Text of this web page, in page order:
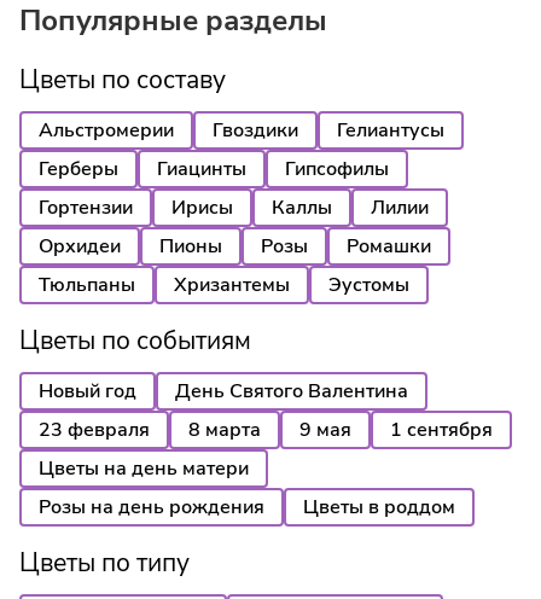
Популярные разделы
Цветы по составу
Альстромерии Гвоздики
Гелиантусы
Герберы
Гиацинты
Гипсофилы
Гортензии
Ирисы Каллы
Лилии
Орхидеи
Пионы Розы
Ромашки
Тюльпаны
Хризантемы Эустомы
Цветы по событиям
Новый год
День Святого Валентина
23 февраля
8 марта 9 мая
1 сентября
Цветы на день матери
Розы на день рождения
Цветы в роддом
Цветы по типу